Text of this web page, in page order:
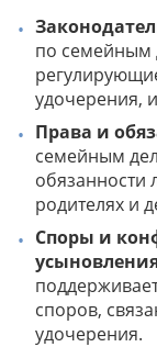
по семейным
удочерения,
Права и
семейным
обязанности
родителях и
Споры и
споров,
удочерения.